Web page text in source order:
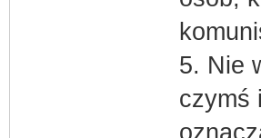
5. Nie
czymś